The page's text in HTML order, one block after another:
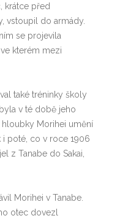
krátce před
vstoupil do armády.
se projevila
kterém mezi
také tréninky školy
v té době jeho
hloubky Morihei umění
i poté, co v roce 1906
z Tanabe do Sakai,
Morihei v Tanabe.
otec dovezl